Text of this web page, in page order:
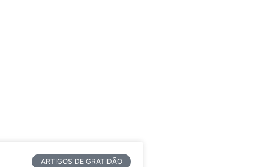
ARTIGOS DE GRATIDÃO